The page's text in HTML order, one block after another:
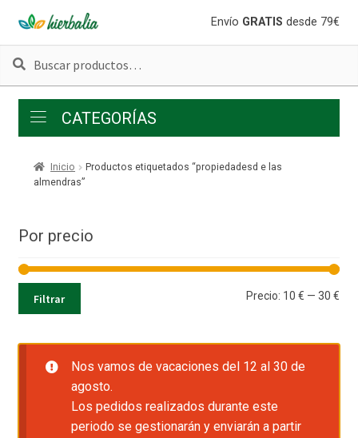
Ir
a
la
navegación
Ir
al
contenido
Envío GRATIS desde 79€
Buscar
Buscar
CATEGORÍAS
Inicio
Productos etiquetados “propiedadesd e las
almendras”
Por precio
Filtrar Precio: 10 € —30 €
Nos vamos de vacaciones del 12 al 30 de
agosto.
Los pedidos realizados durante este
periodo se gestionarán y enviarán a partir